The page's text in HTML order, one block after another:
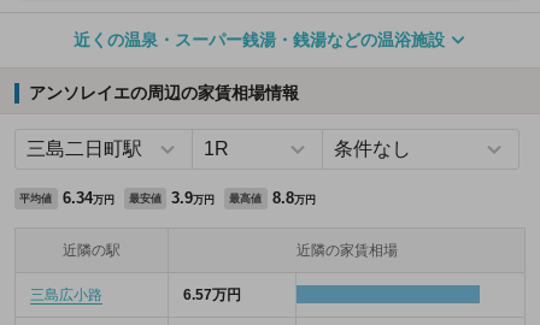
近くの温泉・スーパー銭湯・銭湯などの温浴施設
アンソレイエの周辺の家賃相場情報
平均値 6.34万円 最安値 3.9万円 最高値 8.8万円
近隣の駅 近隣の家賃相場
三島広小路 6.57万円